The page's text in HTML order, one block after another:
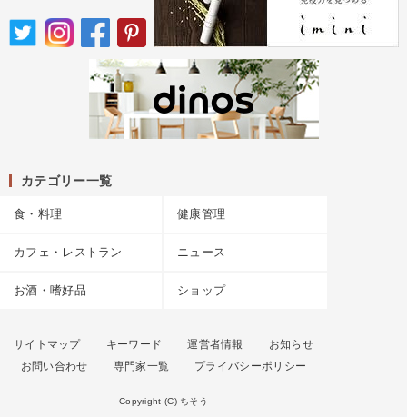
カテゴリー一覧
食・料理 健康管理
カフェ・レストラン ニュース
お酒・嗜好品 ショップ
サイトマップ キーワード 運営者情報
お知らせ
お問い合わせ
専門家一覧 プライバシーポリシー
Copyright (C) ちそう